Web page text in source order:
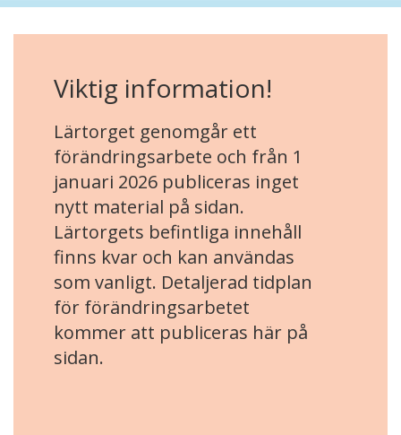
Viktig information!
Lärtorget genomgår ett
förändringsarbete och från 1
januari 2026 publiceras inget
nytt material på sidan.
Lärtorgets befintliga innehåll
finns kvar och kan användas
som vanligt. Detaljerad tidplan
för förändringsarbetet
kommer att publiceras här på
sidan.